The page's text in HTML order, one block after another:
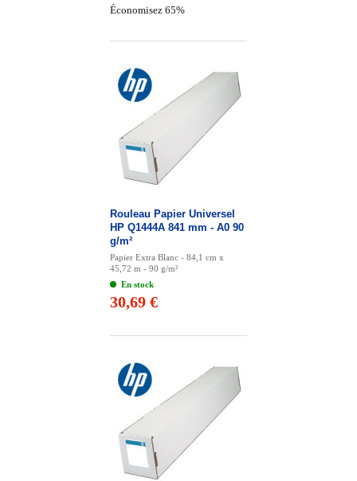
Économisez 65%
Rouleau Papier Universel
HP Q1444A 841 mm - A0 90
g/m²
Papier Extra Blanc - 84,1 cm x
45,72 m - 90 g/m²
En stock
30,69 €